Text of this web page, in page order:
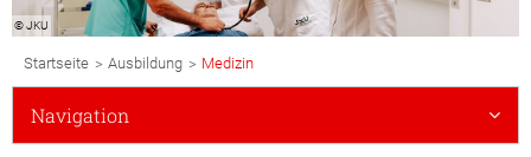
© JKU
Breadcrumb
Navigation
Startseite > Ausbildung > Medizin
Subnavigation
Mobile
Navigation